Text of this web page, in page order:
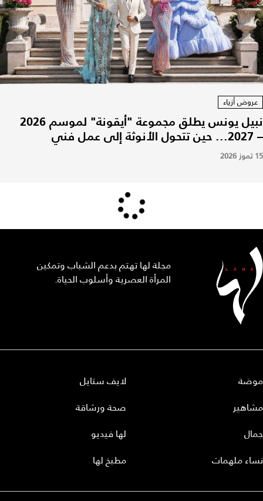
عروض أزياء
نبيل يونس يطلق مجموعة "أيقونة" لموسم 2026
– 2027... حين تتحول الأنوثة إلى عمل فني
15 تموز 2026
مجلة لها تهتم بدعم الشباب وتمكين
المرأة العصرية وأسلوب الحياة.
موضة
مشاهير
جمال
نساء ملهمات
لايف ستايل
صحة ورشاقة
لها فيديو
مطبخ لها